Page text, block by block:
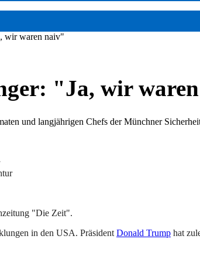
wir waren naiv"
"Ja, wir
und langjährigen Chefs der Münchner
"Die Zeit".
in den USA. Präsident Donald Trump hat